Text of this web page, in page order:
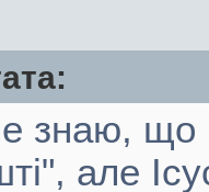
знаю, що
але